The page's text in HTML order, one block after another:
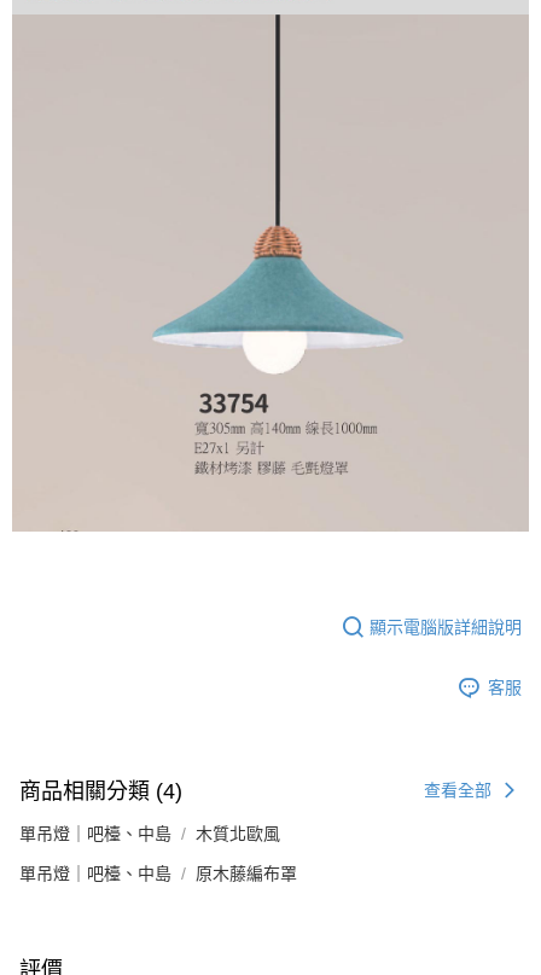
４．使用「AFTEE先享後付」時，將依據個別帳號之用戶狀況，依本公司即
時審查核予不同之上限額度；若仍有額度不足之情形，本公司將視審查結果
５．嚴禁一人註冊多個帳號或使用他人資訊註冊。若發現惡意使用之情形，
恩沛科技股份有限公司將有權停止該用戶之使用額度並採取法律行動。
顯示電腦版詳細說明
客服
商品相關分類 (4) 查看全部
單吊燈｜吧檯、中島 木質北歐風
單吊燈｜吧檯、中島 原木藤編布罩